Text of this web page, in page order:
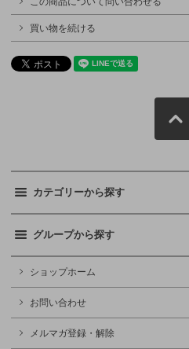
買い物を続ける
カテゴリーから探す
グループから探す
ショップホーム
お問い合わせ
メルマガ登録・解除